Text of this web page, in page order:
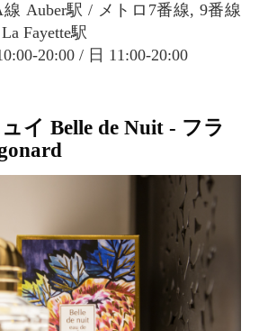
線 Auber駅 / メトロ7番線, 9番線
Fayette駅
20:00 / 日 11:00-20:00